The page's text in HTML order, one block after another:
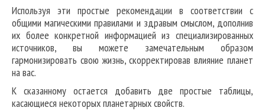
Используя эти простые рекомендации в соответствии с
общими магическими правилами и здравым смыслом, дополнив
их более конкретной информацией из специализированных
источников, вы можете замечательным образом
гармонизировать свою жизнь, скорректировав влияние планет
на вас.
К сказанному остается добавить две простые таблицы,
касающиеся некоторых планетарных свойств.